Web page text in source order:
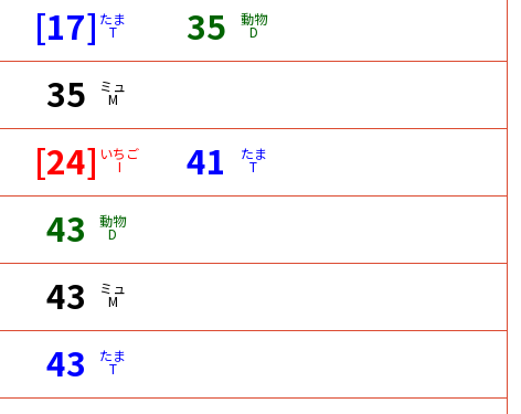
[17] たま
T 35 動物
D
35 ミュ
M
[24] いちご
I 41 たま
T
43 動物
D
43 ミュ
M
43 たま
T